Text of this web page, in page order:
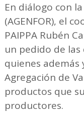
En diálogo con
(AGENFOR), el
PAIPPA Rubén
un pedido de las
quienes
Agregación de
productos que
productores.